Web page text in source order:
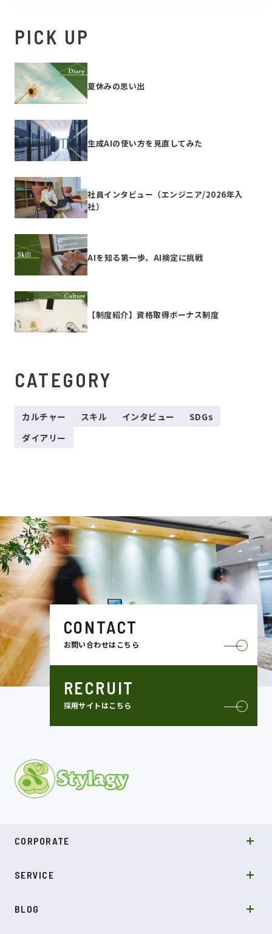
PICK UP
夏休みの思い出
生成AIの使い方を見直してみた
社員インタビュー（エンジニア/2026年入
社）
AIを知る第一歩、AI検定に挑戦
【制度紹介】資格取得ボーナス制度
CATEGORY
カルチャー スキル インタビュー
SDGs
ダイアリー
CONTACT
お問い合わせはこちら
RECRUIT
採用サイトはこちら
CORPORATE
COMPANY
NEWS
SERVICE
受託開発
BLOG